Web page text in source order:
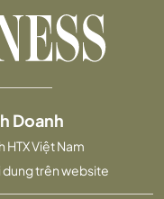
Doanh
HTX Việt Nam
dung trên website